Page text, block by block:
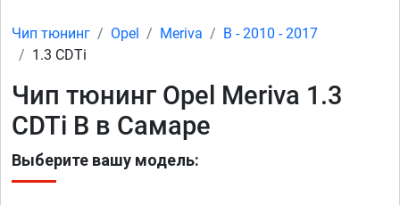
Чип тюнинг Opel Meriva
B - 2010 - 2017
1.3 CDTi
Чип тюнинг Opel Meriva 1.3
CDTi B в Самаре
Выберите вашу модель: